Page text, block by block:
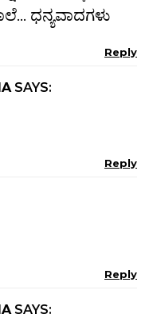
ಧನ್ಯವಾದಗಳು
Reply
SAYS:
Reply
Reply
SAYS: